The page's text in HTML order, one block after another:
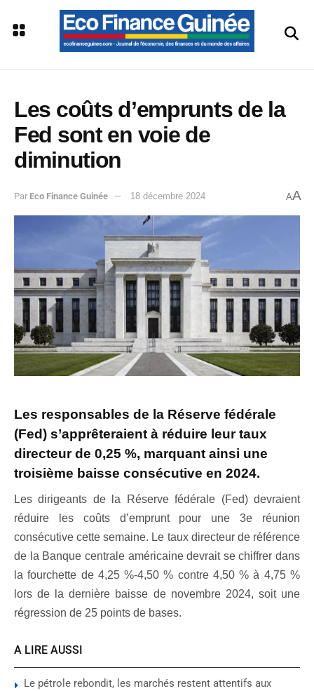
Les coûts d’emprunts de la
Fed sont en voie de
diminution
Par Eco Finance Guinée 18 décembre 2024 AA
Les responsables de la Réserve fédérale
(Fed) s’apprêteraient à réduire leur taux
directeur de 0,25 %, marquant ainsi une
troisième baisse consécutive en 2024.
Les dirigeants de la Réserve fédérale (Fed) devraient
réduire les coûts d’emprunt pour une 3e réunion
consécutive cette semaine. Le taux directeur de référence
de la Banque centrale américaine devrait se chiffrer dans
la fourchette de 4,25 %-4,50 % contre 4,50 % à 4,75 %
lors de la dernière baisse de novembre 2024, soit une
régression de 25 points de bases.
A LIRE AUSSI
Le pétrole rebondit, les marchés restent attentifs aux